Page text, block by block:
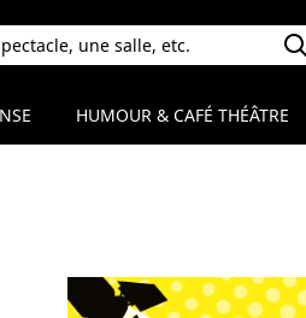
HUMOUR & CAFÉ THÉÂTRE